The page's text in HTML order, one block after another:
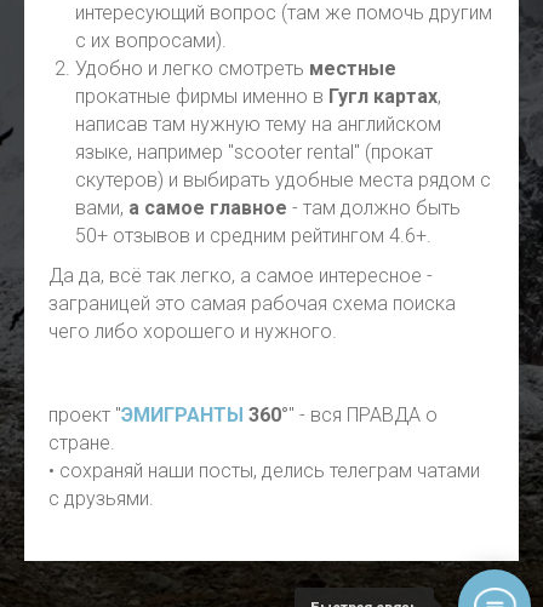
интересующий вопрос (там же помочь другим
с их вопросами).
Удобно и легко смотреть местные
прокатные фирмы именно в Гугл картах,
написав там нужную тему на английском
языке, например "scooter rental" (прокат
скутеров) и выбирать удобные места рядом с
вами, а самое главное - там должно быть
50+ отзывов и средним рейтингом 4.6+.
Да да, всё так легко, а самое интересное -
заграницей это самая рабочая схема поиска
чего либо хорошего и нужного.
проект "ЭМИГРАНТЫ 360°" - вся ПРАВДА о
стране.
• сохраняй наши посты, делись телеграм чатами
с друзьями.